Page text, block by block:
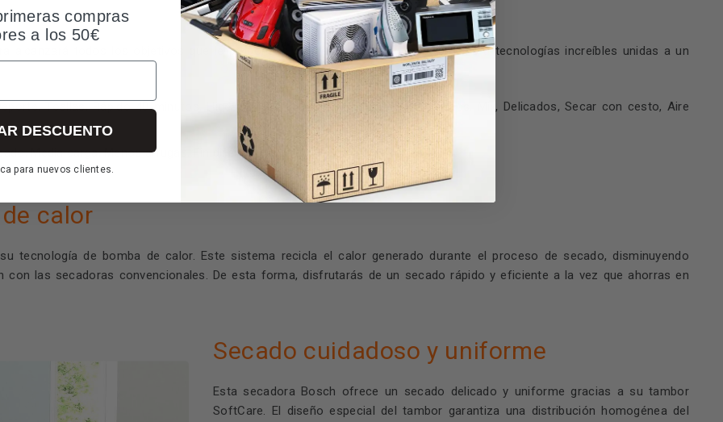
alcanzará todos los objetivos que le propongas sin despeinarse. Lo hará gracias a tecnologías increíbles unidas a un
Toallas, Rápido 40 minutos, Higene Plus, Algodón, Algodón Eco, Sintéticos, Mix, Delicados, Secar con cesto, Aire
Media carga, Menos arrugas, Fin diferido, Silencio, Inicio/Pausa+Carga.
calor
tecnología de bomba de calor. Este sistema recicla el calor generado durante el proceso de secado, disminuyendo
con las secadoras convencionales. De esta forma, disfrutarás de un secado rápido y eficiente a la vez que ahorras en
Secado cuidadoso y uniforme
Esta secadora Bosch ofrece un secado delicado y uniforme gracias a su tambor
SoftCare. El diseño especial del tambor garantiza una distribución homogénea del
compras
a los 50€
DESCUENTO
para nuevos clientes.